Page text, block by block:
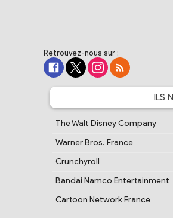
Retrouvez-nous sur :
ILS
The Walt Disney Company
Warner Bros. France
Crunchyroll
Bandai Namco Entertainment
Cartoon Network France